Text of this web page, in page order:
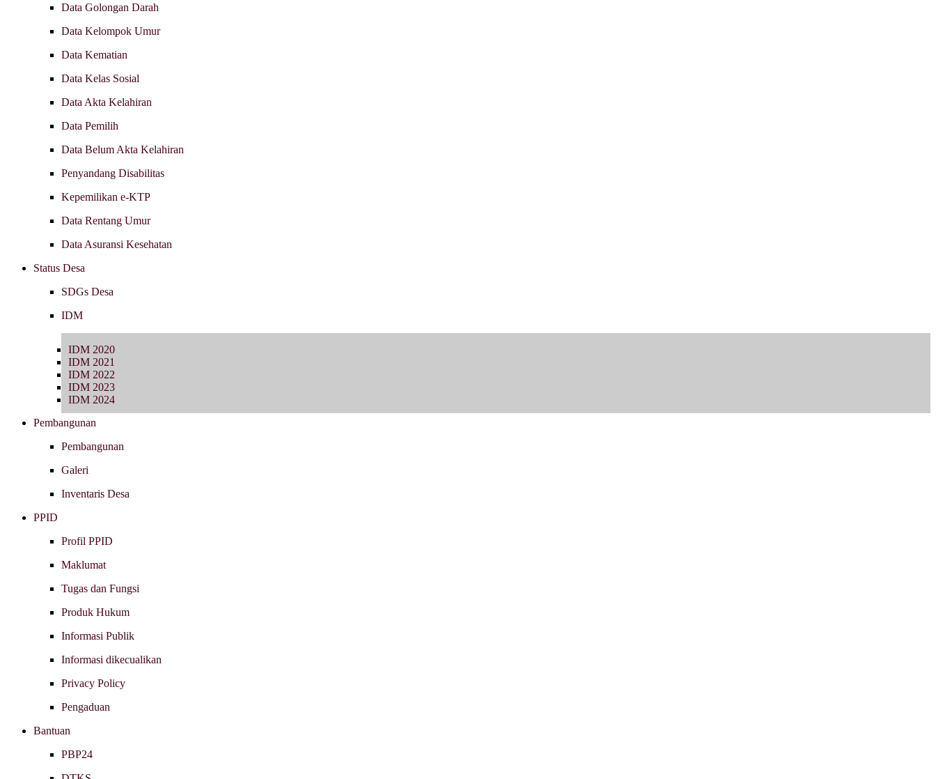
Data Golongan Darah
Data Kelompok Umur
Data Kematian
Data Kelas Sosial
Data Akta Kelahiran
Data Pemilih
Data Belum Akta Kelahiran
Penyandang Disabilitas
Kepemilikan e-KTP
Data Rentang Umur
Data Asuransi Kesehatan
Status Desa
SDGs Desa
IDM
IDM 2020
IDM 2021
IDM 2022
IDM 2023
IDM 2024
Pembangunan
Pembangunan
Galeri
Inventaris Desa
PPID
Profil PPID
Maklumat
Tugas dan Fungsi
Produk Hukum
Informasi Publik
Informasi dikecualikan
Privacy Policy
Pengaduan
Bantuan
PBP24